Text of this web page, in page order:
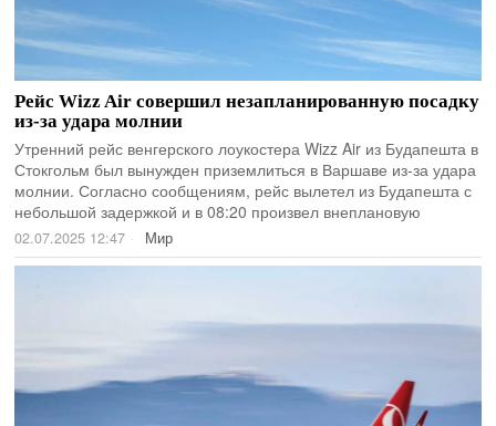
Рейс Wizz Air совершил незапланированную посадку
из-за удара молнии
Утренний рейс венгерского лоукостера Wizz Air из Будапешта в
Стокгольм был вынужден приземлиться в Варшаве из-за удара
молнии. Согласно сообщениям, рейс вылетел из Будапешта с
небольшой задержкой и в 08:20 произвел внеплановую
02.07.2025 12:47 Мир